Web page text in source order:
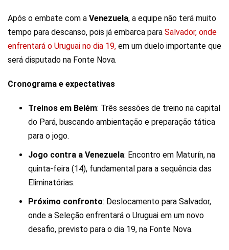
Após o embate com a Venezuela, a equipe não terá muito
tempo para descanso, pois já embarca para Salvador, onde
enfrentará o Uruguai no dia 19, em um duelo importante que
será disputado na Fonte Nova.
Cronograma e expectativas
Treinos em Belém: Três sessões de treino na capital
do Pará, buscando ambientação e preparação tática
para o jogo.
Jogo contra a Venezuela: Encontro em Maturín, na
quinta-feira (14), fundamental para a sequência das
Eliminatórias.
Próximo confronto: Deslocamento para Salvador,
onde a Seleção enfrentará o Uruguai em um novo
desafio, previsto para o dia 19, na Fonte Nova.